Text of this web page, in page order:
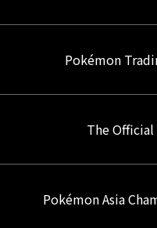
Pokémon
The
Pokémon Asia